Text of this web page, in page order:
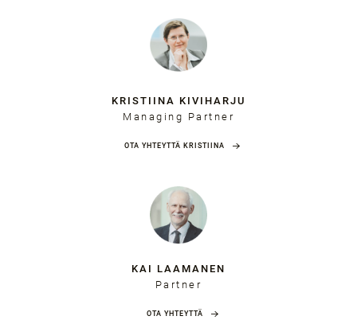
KRISTIINA KIVIHARJU
Managing Partner
OTA YHTEYTTÄ KRISTIINA
KAI LAAMANEN
Partner
OTA YHTEYTTÄ